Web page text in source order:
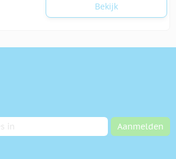
Bekijk
Aanmelden